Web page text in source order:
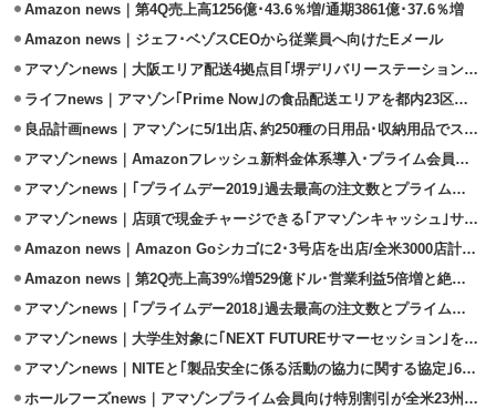
Amazon news｜第4Q売上高1256億･43.6％増/通期3861億･37.6％増
Amazon news｜ジェフ･ベゾスCEOから従業員へ向けたEメール
アマゾンnews｜大阪エリア配送4拠点目｢堺デリバリーステーション｣開設
ライフnews｜アマゾン｢Prime Now｣の食品配送エリアを都内23区に拡大
良品計画news｜アマゾンに5/1出店､約250種の日用品･収納用品でスタート
アマゾンnews｜Amazonフレッシュ新料金体系導入･プライム会員も利用可能
アマゾンnews｜｢プライムデー2019｣過去最高の注文数とプライム会員数
アマゾンnews｜店頭で現金チャージできる｢アマゾンキャッシュ｣サービス開始
Amazon news｜Amazon Goシカゴに2･3号店を出店/全米3000店計画？
Amazon news｜第2Q売上高39%増529億ドル･営業利益5倍増と絶好調
アマゾンnews｜｢プライムデー2018｣過去最高の注文数とプライム会員数
アマゾンnews｜大学生対象に｢NEXT FUTUREサマーセッション｣を実施
アマゾンnews｜NITEと｢製品安全に係る活動の協力に関する協定｣6/13締結
ホールフーズnews｜アマゾンプライム会員向け特別割引が全米23州に拡大